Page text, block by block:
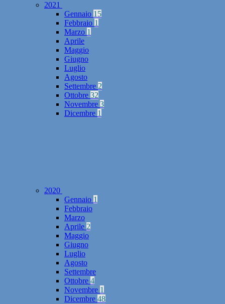
2021
Gennaio 15
Febbraio 1
Marzo 1
Aprile
Maggio
Giugno
Luglio
Agosto
Settembre 2
Ottobre 32
Novembre 3
Dicembre 1
2020
Gennaio 1
Febbraio
Marzo
Aprile 2
Maggio
Giugno
Luglio
Agosto
Settembre
Ottobre 4
Novembre 1
Dicembre 48